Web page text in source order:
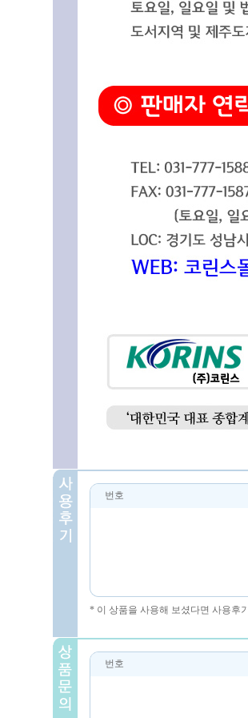
번호
* 이 상품을 사용해 보셨다면 사용후
번호